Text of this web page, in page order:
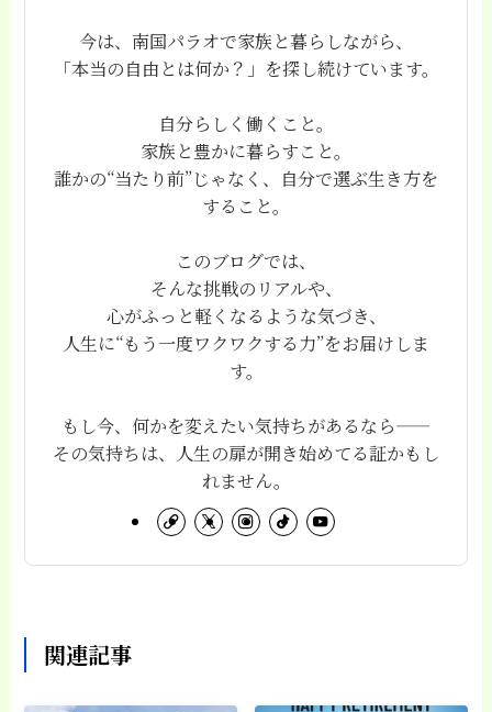
今は、南国パラオで家族と暮らしながら、
「本当の自由とは何か？」を探し続けています。
自分らしく働くこと。
家族と豊かに暮らすこと。
誰かの“当たり前”じゃなく、自分で選ぶ生き方を
すること。
このブログでは、
そんな挑戦のリアルや、
心がふっと軽くなるような気づき、
人生に“もう一度ワクワクする力”をお届けしま
す。
もし今、何かを変えたい気持ちがあるなら——
その気持ちは、人生の扉が開き始めてる証かもし
れません。
関連記事